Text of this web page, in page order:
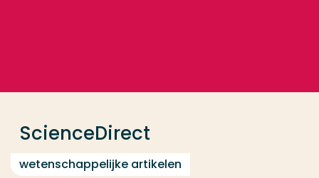
ScienceDirect
wetenschappelijke artikelen
Opleiding
Contact